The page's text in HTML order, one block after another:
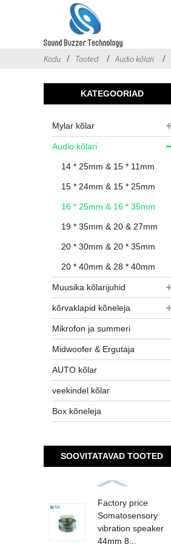
Kodu Tooted Audio kõlari
KATEGOORIAD
Mylar kõlar
Audio kõlari
14 * 25mm & 15 * 11mm
15 * 24mm & 15 * 25mm
16 * 25mm & 16 * 35mm
19 * 35mm & 20 & 27mm
20 * 30mm & 20 * 35mm
20 * 40mm & 28 * 40mm
Muusika kõlarijuhid
kõrvaklapid kõneleja
Mikrofon ja summeri
Midwoofer & Ergutaja
AUTO kõlar
veekindel kõlar
Box kõneleja
SOOVITATAVAD TOOTED
Factory price
Somatosensory
vibration speaker
44mm 8...